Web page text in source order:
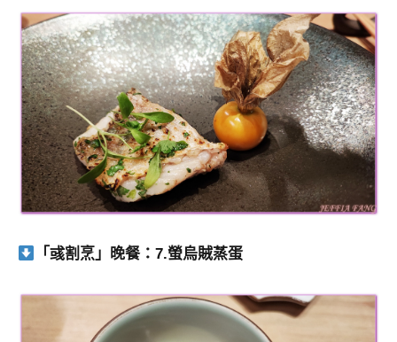
「彧割烹」晚餐：7.螢烏賊蒸蛋